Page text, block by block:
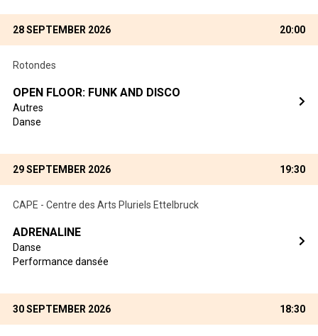
28 SEPTEMBER 2026 20:00
Rotondes
OPEN FLOOR: FUNK AND DISCO
Autres
Danse
29 SEPTEMBER 2026 19:30
CAPE - Centre des Arts Pluriels Ettelbruck
ADRENALINE
Danse
Performance dansée
30 SEPTEMBER 2026 18:30